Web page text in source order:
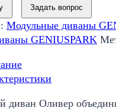
Задать вопрос
Модульные диваны
GENIUSPARK
диван Оливер